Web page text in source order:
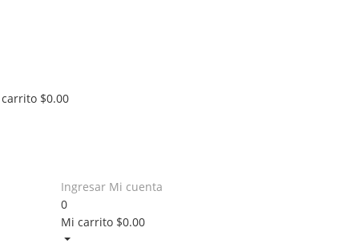
$0.00
Ingresar Mi cuenta
0
Mi carrito $0.00